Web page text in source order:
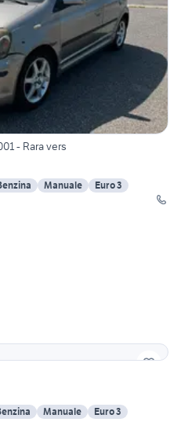
- Rara vers
Manuale
Euro 3
Manuale Euro 3